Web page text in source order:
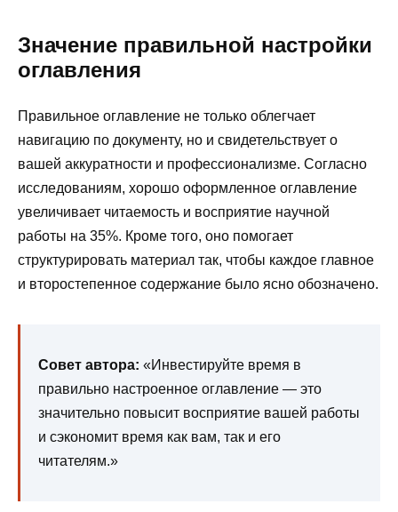
Значение правильной настройки
оглавления
Правильное оглавление не только облегчает
навигацию по документу, но и свидетельствует о
вашей аккуратности и профессионализме. Согласно
исследованиям, хорошо оформленное оглавление
увеличивает читаемость и восприятие научной
работы на 35%. Кроме того, оно помогает
структурировать материал так, чтобы каждое главное
и второстепенное содержание было ясно обозначено.
Совет автора: «Инвестируйте время в
правильно настроенное оглавление — это
значительно повысит восприятие вашей работы
и сэкономит время как вам, так и его
читателям.»